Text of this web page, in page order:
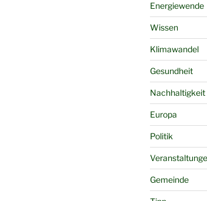
Energiewende
Wissen
Klimawandel
Gesundheit
Nachhaltigkeit
Europa
Politik
Gemeinde